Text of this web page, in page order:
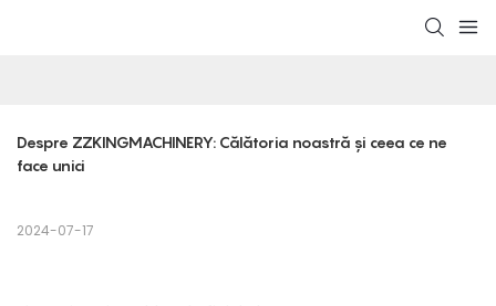
Despre ZZKINGMACHINERY: Călătoria noastră și ceea ce ne
face unici
2024-07-17